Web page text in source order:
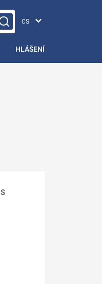
Vyhledávání na webu…
HLÁŠENÍ